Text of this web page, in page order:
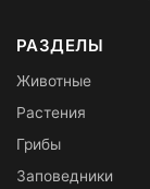
РАЗДЕЛЫ
Животные
Растения
Грибы
Заповедники